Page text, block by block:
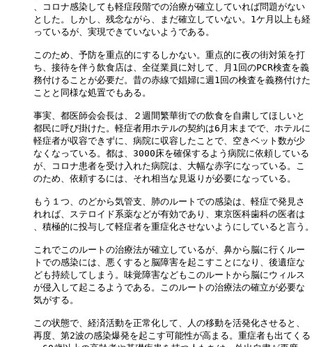
、コロナ感染しても軽症段階での治療が確立していれば問題がない
とした。しかし、残念ながら、まだ確立していない。1ケ月以上も経
っているが、実現できていないようである。
このため、予防を重点的にするしかない。重点的に夜の街対策を打
ち、接待を伴う飲食店は、全従業員に対して、月1回のPCR検査を義
務付けることが必要だ。昔の赤線で娼婦に週1回の検査を義務付けた
ことと同様な処置でもある。
事実、都医師会会長は、２週間繁華街での飲食を自粛してほしいと
都民に呼び掛けた。軽症者用ホテルの契約は6月末までで、ホテルに
軽症者が収容できずに、病院に収容したことで、空きベット数が少
なくなっている。都は、3000床を確保するよう病院に依頼している
が、コロナ患者を受け入れた病院は、大幅な赤字になっている。こ
のため、依頼するには、それ相当な見返りが必要になっている。
もう１つ、のどから気管支、肺のルートでの感染は、軽症で発見さ
れれば、ステロイド系薬などが有効であり、東京医科歯科の医者は
、積極的に投与して軽症者を重症化させないようにしていると言う
これでこのルートの治療法が確立しているが、鼻から脳に行くルー
トでの感染には、悪くすると脳障害を起こすことになり、後遺症な
ども持続してしまう。味覚障害などもこのルートから脳にウィルス
が侵入して起こるようである。このルートの治療法の確立が必要な
気がする。
この状態で、経済活動を正常化して、人の移動を活発化させると、
再度、第2波の感染爆発を起こす可能性が高まる。重症者も出てくる